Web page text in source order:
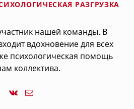
РАЗГРУЗКА
нашей команды. В
вдохновение для всех
психологическая помощь
коллектива.